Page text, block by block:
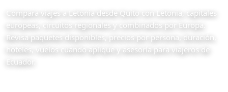
Compara viajes a Letonia desde Quito con Letonia, capitales
europeas, circuitos regionales y combinados por Europa.
Revisa paquetes disponibles, precios por persona, duración,
hoteles, vuelos cuando aplique y asesoría para viajeros de
Ecuador.